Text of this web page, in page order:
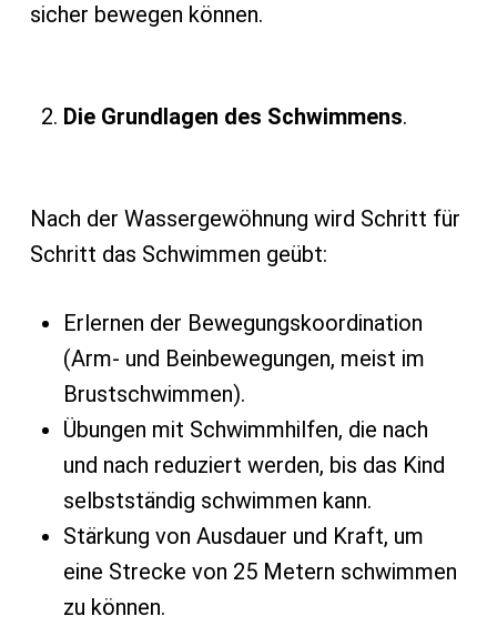
sicher bewegen können.
Die Grundlagen des Schwimmens.
Nach der Wassergewöhnung wird Schritt für
Schritt das Schwimmen geübt:
Erlernen der Bewegungskoordination
(Arm- und Beinbewegungen, meist im
Brustschwimmen).
Übungen mit Schwimmhilfen, die nach
und nach reduziert werden, bis das Kind
selbstständig schwimmen kann.
Stärkung von Ausdauer und Kraft, um
eine Strecke von 25 Metern schwimmen
zu können.